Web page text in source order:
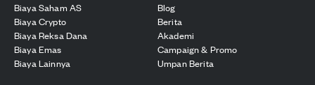
Biaya Saham AS
Biaya Crypto
Biaya Reksa Dana
Biaya Emas
Biaya Lainnya
Blog
Berita
Akademi
Campaign & Promo
Umpan Berita